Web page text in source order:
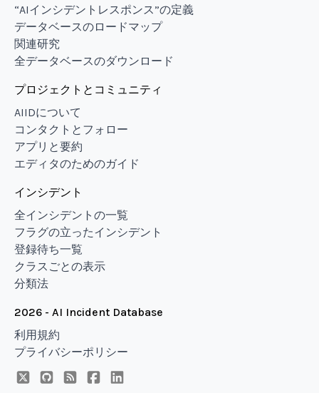
“AIインシデントレスポンス”の定義
データベースのロードマップ
関連研究
全データベースのダウンロード
プロジェクトとコミュニティ
AIIDについて
コンタクトとフォロー
アプリと要約
エディタのためのガイド
インシデント
全インシデントの一覧
フラグの立ったインシデント
登録待ち一覧
クラスごとの表示
分類法
2026 - AI Incident Database
利用規約
プライバシーポリシー